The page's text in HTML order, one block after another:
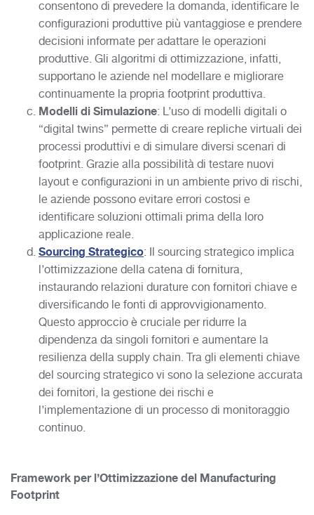
consentono di prevedere la domanda, identificare le
configurazioni produttive più vantaggiose e prendere
decisioni informate per adattare le operazioni
produttive. Gli algoritmi di ottimizzazione, infatti,
supportano le aziende nel modellare e migliorare
continuamente la propria footprint produttiva.
Modelli di Simulazione: L’uso di modelli digitali o
“digital twins” permette di creare repliche virtuali dei
processi produttivi e di simulare diversi scenari di
footprint. Grazie alla possibilità di testare nuovi
layout e configurazioni in un ambiente privo di rischi,
le aziende possono evitare errori costosi e
identificare soluzioni ottimali prima della loro
applicazione reale.
Sourcing Strategico: Il sourcing strategico implica
l’ottimizzazione della catena di fornitura,
instaurando relazioni durature con fornitori chiave e
diversificando le fonti di approvvigionamento.
Questo approccio è cruciale per ridurre la
dipendenza da singoli fornitori e aumentare la
resilienza della supply chain. Tra gli elementi chiave
del sourcing strategico vi sono la selezione accurata
dei fornitori, la gestione dei rischi e
l’implementazione di un processo di monitoraggio
continuo.
Framework per l’Ottimizzazione del Manufacturing
Footprint